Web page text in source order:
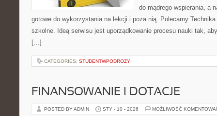
do mądrego wspierania, a
gotowe do wykorzystania na lekcji i poza nią. Polecamy
szkolne. Ideą serwisu jest uporządkowanie procesu nauki tak,
[…]
CATEGORIES: STUDENTWPODROZY
FINANSOWANIE I DOTACJE
POSTED BY ADMIN STY - 10 - 2026 MOŻLIWOŚĆ